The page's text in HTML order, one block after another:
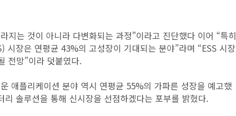
지는 것이 아니라 다변화되는 과정”이라고 진단했다 이어 “특히
장은 연평균 43%의 고성장이 기대되는 분야”라며 “ESS 시장
전망”이라 덧붙였다.
애플리케이션 분야 역시 연평균 55%의 가파른 성장을 예고했
솔루션을 통해 신시장을 선점하겠다는 포부를 밝혔다.